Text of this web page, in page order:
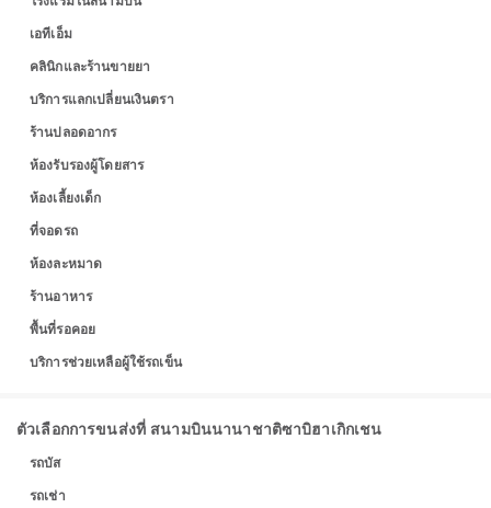
เอทีเอ็ม
คลินิกและร้านขายยา
บริการแลกเปลี่ยนเงินตรา
ร้านปลอดอากร
ห้องรับรองผู้โดยสาร
ห้องเลี้ยงเด็ก
ที่จอดรถ
ห้องละหมาด
ร้านอาหาร
พื้นที่รอคอย
บริการช่วยเหลือผู้ใช้รถเข็น
ตัวเลือกการขนส่งที่ สนามบินนานาชาติซาบิฮาเกิกเชน
รถบัส
รถเช่า